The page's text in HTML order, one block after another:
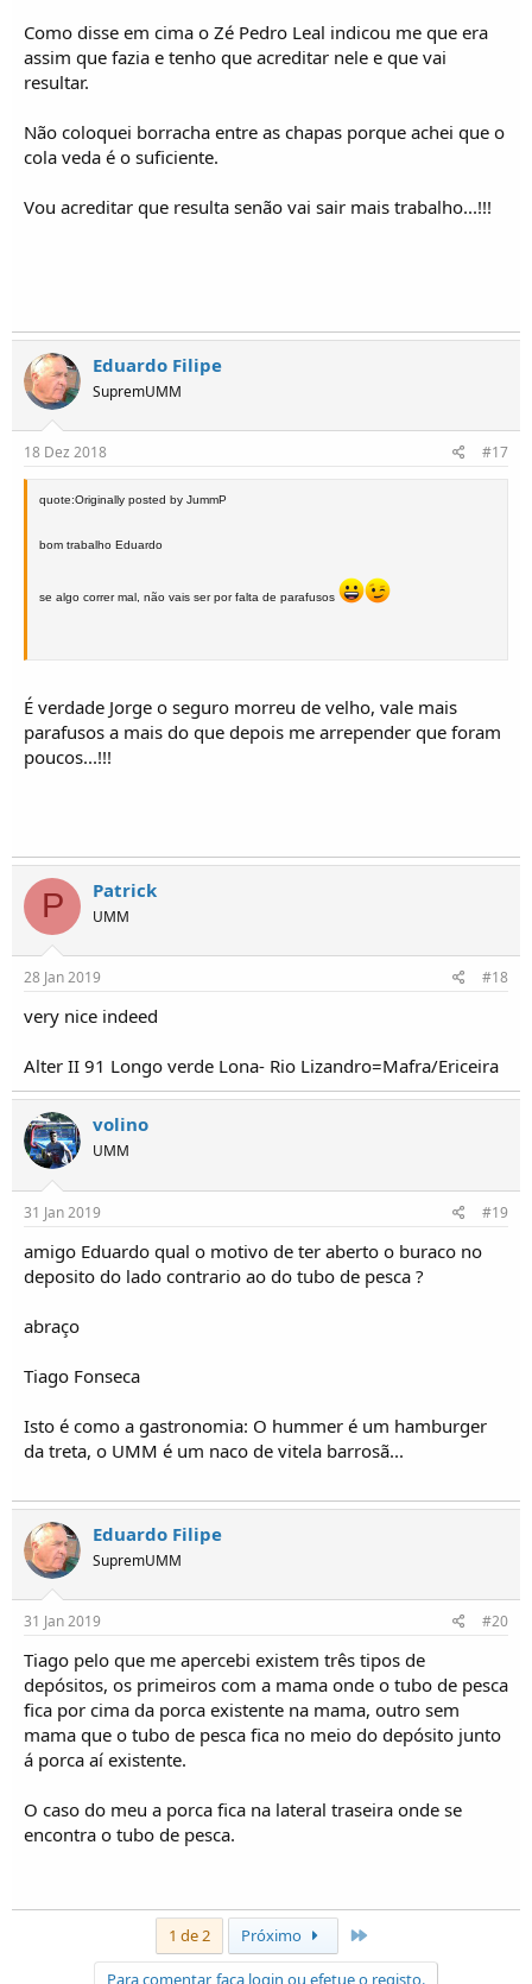
Como disse em cima o Zé Pedro Leal indicou me que era
assim que fazia e tenho que acreditar nele e que vai
resultar.
Não coloquei borracha entre as chapas porque achei que o
cola veda é o suficiente.
Vou acreditar que resulta senão vai sair mais trabalho...!!!
Eduardo Filipe
SupremUMM
18 Dez 2018 #17
quote:Originally posted by JummP
bom trabalho Eduardo
se algo correr mal, não vais ser por falta de parafusos
É verdade Jorge o seguro morreu de velho, vale mais
parafusos a mais do que depois me arrepender que foram
poucos...!!!
P Patrick
UMM
28 Jan 2019 #18
very nice indeed
Alter II 91 Longo verde Lona- Rio Lizandro=Mafra/Ericeira
volino
UMM
31 Jan 2019 #19
amigo Eduardo qual o motivo de ter aberto o buraco no
deposito do lado contrario ao do tubo de pesca ?
abraço
Tiago Fonseca
Isto é como a gastronomia: O hummer é um hamburger
da treta, o UMM é um naco de vitela barrosã...
Eduardo Filipe
SupremUMM
31 Jan 2019 #20
Tiago pelo que me apercebi existem três tipos de
depósitos, os primeiros com a mama onde o tubo de pesca
fica por cima da porca existente na mama, outro sem
mama que o tubo de pesca fica no meio do depósito junto
á porca aí existente.
O caso do meu a porca fica na lateral traseira onde se
encontra o tubo de pesca.
1 de 2 Próximo
Para comentar, faça login ou efetue o registo.